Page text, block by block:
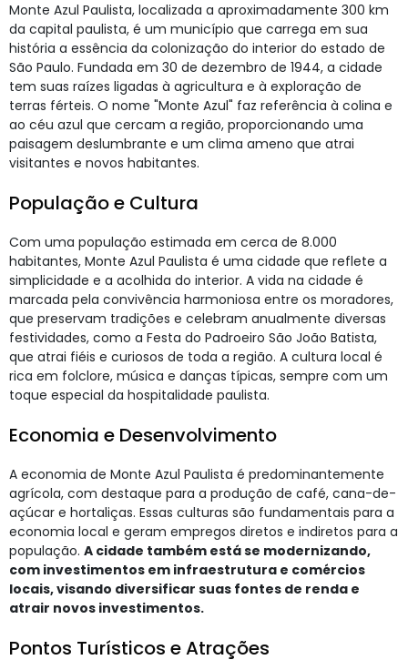
Monte Azul Paulista, localizada a aproximadamente 300 km
da capital paulista, é um município que carrega em sua
história a essência da colonização do interior do estado de
São Paulo. Fundada em 30 de dezembro de 1944, a cidade
tem suas raízes ligadas à agricultura e à exploração de
terras férteis. O nome "Monte Azul" faz referência à colina e
ao céu azul que cercam a região, proporcionando uma
paisagem deslumbrante e um clima ameno que atrai
visitantes e novos habitantes.
População e Cultura
Com uma população estimada em cerca de 8.000
habitantes, Monte Azul Paulista é uma cidade que reflete a
simplicidade e a acolhida do interior. A vida na cidade é
marcada pela convivência harmoniosa entre os moradores,
que preservam tradições e celebram anualmente diversas
festividades, como a Festa do Padroeiro São João Batista,
que atrai fiéis e curiosos de toda a região. A cultura local é
rica em folclore, música e danças típicas, sempre com um
toque especial da hospitalidade paulista.
Economia e Desenvolvimento
A economia de Monte Azul Paulista é predominantemente
agrícola, com destaque para a produção de café, cana-de-
açúcar e hortaliças. Essas culturas são fundamentais para a
economia local e geram empregos diretos e indiretos para a
população. A cidade também está se modernizando,
com investimentos em infraestrutura e comércios
locais, visando diversificar suas fontes de renda e
atrair novos investimentos.
Pontos Turísticos e Atrações